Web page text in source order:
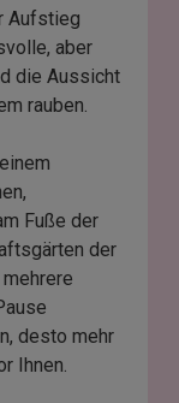
Aufstieg
aber
die Aussicht
rauben.
Fuße der
der
desto mehr
Ihnen.